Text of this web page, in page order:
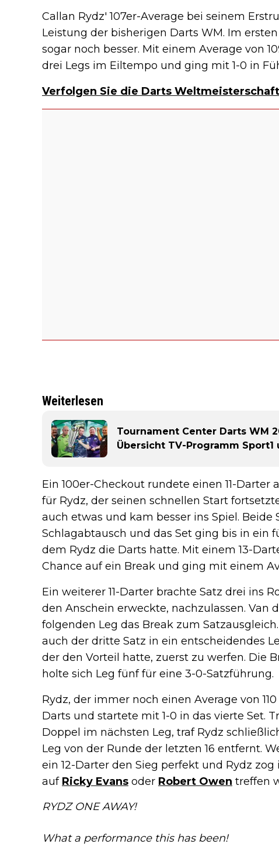
Callan Rydz' 107er-Average bei seinem
Leistung der bisherigen Darts WM. Im
sogar noch besser. Mit einem Average von
drei Legs im Eiltempo und ging mit 1-0 in
Verfolgen Sie die Darts Weltmeisterschaft
Weiterlesen
Tournament Center Darts WM
Übersicht TV-Programm Sport1
Ein 100er-Checkout rundete einen 11-
für Rydz, der seinen schnellen Start
auch etwas und kam besser ins Spiel. Beide
Schlagabtausch und das Set ging bis in ein
dem Rydz die Darts hatte. Mit einem 13-
Chance auf ein Break und ging mit einem
Ein weiterer 11-Darter brachte Satz drei ins
den Anschein erweckte, nachzulassen. Van
folgenden Leg das Break zum
auch der dritte Satz in ein entscheidendes
der den Vorteil hatte, zuerst zu werfen. Die
holte sich Leg fünf für eine 3-0-Satzführung.
Rydz, der immer noch einen Average von
Darts und startete mit 1-0 in das vierte Set.
Doppel im nächsten Leg, traf Rydz
Leg von der Runde der letzten 16 entfernt.
ein 12-Darter den Sieg perfekt und Rydz
auf Ricky Evans oder Robert Owen treffen
RYDZ ONE AWAY!
What a performance this has been!